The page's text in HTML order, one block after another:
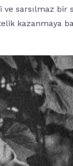
ve sarsılmaz bir
kazanmaya